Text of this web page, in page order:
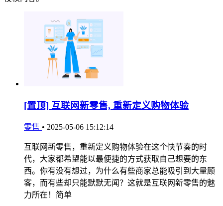
[置顶] 互联网新零售, 重新定义购物体验
零售 • 2025-05-06 15:12:14
互联网新零售，重新定义购物体验在这个快节奏的时
代，大家都希望能以最便捷的方式获取自己想要的东
西。你有没有想过，为什么有些商家总能吸引到大量顾
客，而有些却只能默默无闻？这就是互联网新零售的魅
力所在！简单